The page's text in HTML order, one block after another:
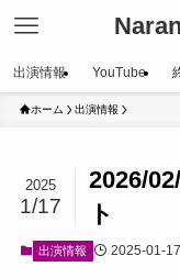
出演情報 YouTube
ホーム 出演情報
2026/
ト
2025
1/17
出演情報 2025-01-17